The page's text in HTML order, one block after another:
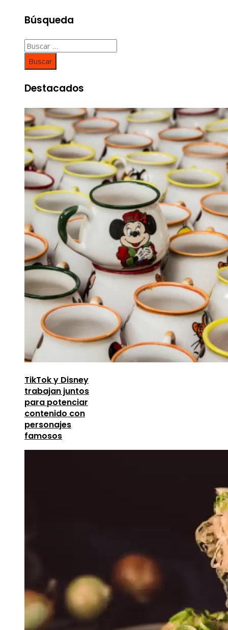
Búsqueda
Buscar:
Destacados
TikTok y Disney
trabajan juntos
para potenciar
contenido con
personajes
famosos